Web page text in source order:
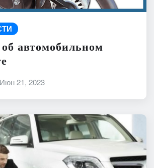
автомобильном
Июн 21, 2023